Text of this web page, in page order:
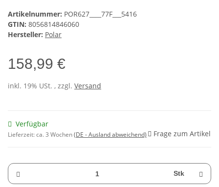
Artikelnummer: POR627____77F___5416
GTIN: 8056814846060
Hersteller: Polar
158,99 €
inkl. 19% USt. , zzgl. Versand
Verfügbar
Lieferzeit:ca. 3 Wochen(DE - Ausland abweichend) Frage zum Artikel
Stk